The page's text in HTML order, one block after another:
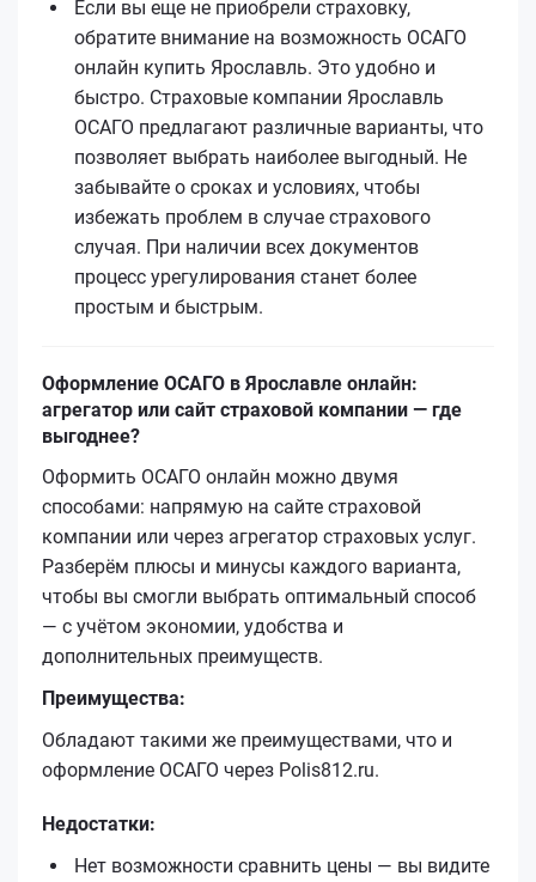
Если вы еще не приобрели страховку,
обратите внимание на возможность ОСАГО
онлайн купить Ярославль. Это удобно и
быстро. Страховые компании Ярославль
ОСАГО предлагают различные варианты, что
позволяет выбрать наиболее выгодный. Не
забывайте о сроках и условиях, чтобы
избежать проблем в случае страхового
случая. При наличии всех документов
процесс урегулирования станет более
простым и быстрым.
Оформление ОСАГО в Ярославле онлайн:
агрегатор или сайт страховой компании — где
выгоднее?
Оформить ОСАГО онлайн можно двумя
способами: напрямую на сайте страховой
компании или через агрегатор страховых услуг.
Разберём плюсы и минусы каждого варианта,
чтобы вы смогли выбрать оптимальный способ
— с учётом экономии, удобства и
дополнительных преимуществ.
Преимущества:
Обладают такими же преимуществами, что и
оформление ОСАГО через Polis812.ru.
Недостатки:
Нет возможности сравнить цены — вы видите